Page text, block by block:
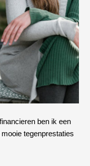
ben ik een
tegenprestaties